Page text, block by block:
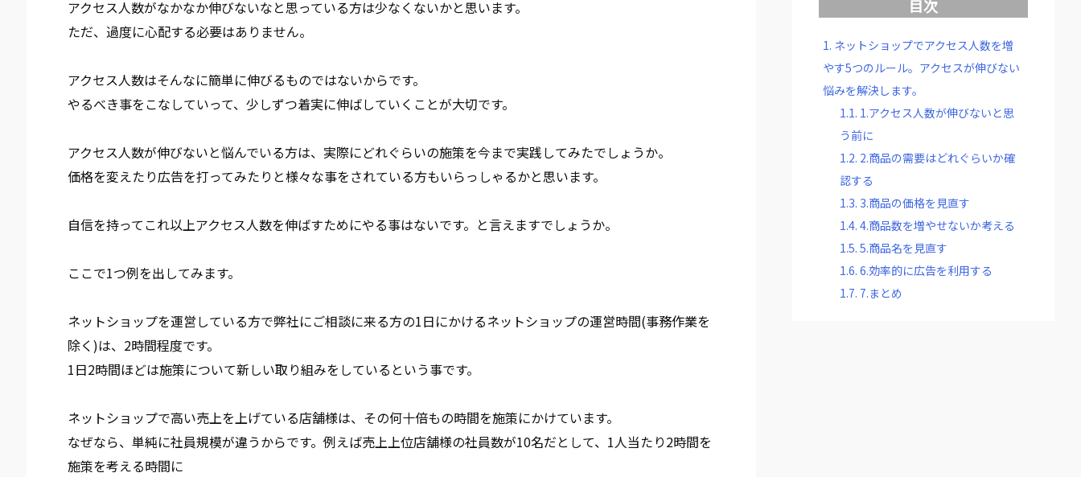
アクセス人数がなかなか伸びないなと思っている方は少なくないかと思います。
ただ、 過度に心配する必要はありません。
アクセス人数はそんなに簡単に伸びるものではないからです。
やるべき事をこなしていって、少しずつ着実に伸ばしていくことが大切です。
アクセス人数が伸びないと悩んでいる方は、実際にどれぐらいの施策を今まで実践してみたでしょうか。
価格を変えたり広告を打ってみたりと様々な事をされている方もいらっしゃるかと思います。
自信を持ってこれ以上アクセス人数を伸ばすためにやる事はないです。と言えますでしょうか。
ここで1つ例を出してみます。
ネットショップを運営している方で弊社にご相談に来る方の1日にかけるネットショップの運営時間(事務作業を
除く)は、2時間程度です。
1日2時間ほどは施策について新しい取り組みをしているという事です。
ネットショップで高い売上を上げている店舗様は、その何十倍もの時間を施策にかけています。
なぜなら、単純に社員規模が違うからです。例えば売上上位店舗様の社員数が10名だとして、1人当たり2時間を
施策を考える時間に
目次
1. ネットショップでアクセス人数を増
やす5つのルール。アクセスが伸びない
悩みを解決します。
1.1. 1.アクセス人数が伸びないと思
う前に
1.2. 2.商品の需要はどれぐらいか確
認する
1.3. 3.商品の価格を見直す
1.4. 4.商品数を増やせないか考える
1.5. 5.商品名を見直す
1.6. 6.効率的に広告を利用する
1.7. 7.まとめ